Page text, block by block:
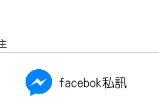
非一般快速到貨商品，無法指定特
的寶貴時間。
等不可抗力情事，而危及運送人員
店後時段，並送至百貨公司卸貨區
聯絡當地請清潔隊回收,免付費清運